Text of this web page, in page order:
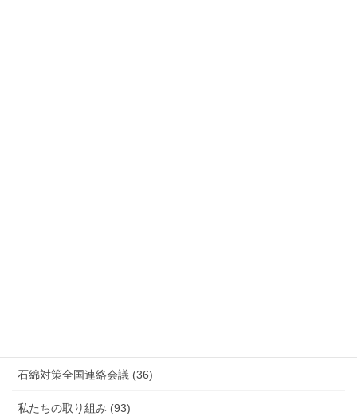
石綿対策全国連絡会議 (36)
私たちの取り組み (93)